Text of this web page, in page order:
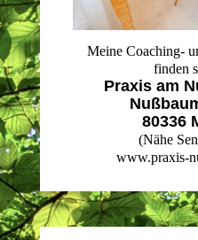
Meine Coaching-
finden
Praxis am
80336
(Nähe
www.praxis-